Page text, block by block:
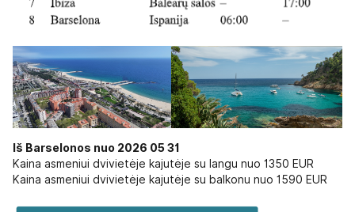
Iš Barselonos nuo 2026 05 31
Kaina asmeniui dvivietėje kajutėje su langu nuo 1350 EUR
Kaina asmeniui dvivietėje kajutėje su balkonu nuo 1590 EUR